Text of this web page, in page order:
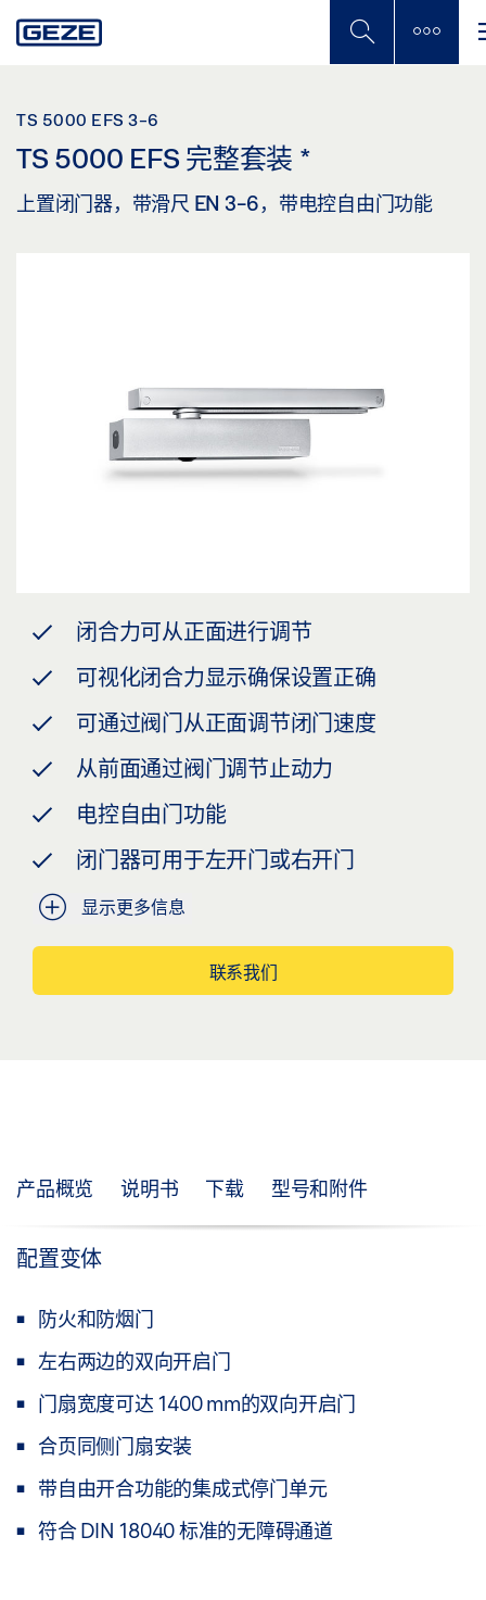
to
TS 5000 EFS 3-6
TS 5000 EFS 完整套装 *
上置闭门器，带滑尺 EN 3-6，带电控自由门功能
闭合力可从正面进行调节
可视化闭合力显示确保设置正确
可通过阀门从正面调节闭门速度
从前面通过阀门调节止动力
电控自由门功能
闭门器可用于左开门或右开门
显示更多信息
联系我们
产品概览 说明书 下载 型号和附件
配置变体
防火和防烟门
左右两边的双向开启门
门扇宽度可达 1400 mm的双向开启门
合页同侧门扇安装
带自由开合功能的集成式停门单元
符合 DIN 18040 标准的无障碍通道